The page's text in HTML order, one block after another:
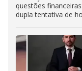
questões
dupla tentativa de